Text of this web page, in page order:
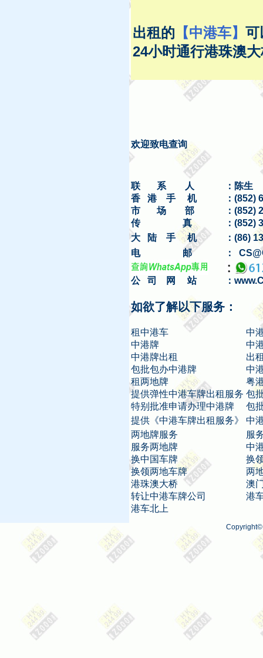
出租的 【中港车】 可
24小时通行港珠澳
欢迎致电查询
联 系 人
：陈生
香 港 手 机
：(852)
市
场 部
：(852)
传
真
：(852)
大 陆 手 机
：(86)
电
邮 ：
公 司 网 站 ：
如欲了解以下服务：
租中港车
中
中港牌
中
中港牌出租
出
包批包办中港牌
中
租两地牌
粤
提供弹性中港车牌出租服务 包
特别批准申请办理中港牌
包
提供《中港车牌出租服务》
中
两地牌服务
服
服务两地牌
中
换中国车牌
换
换领两地车牌
两
港珠澳大桥
澳
转让中港车牌公司
港
港车北上